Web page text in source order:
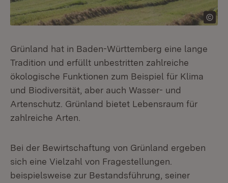
Grünland hat in Baden-Württemberg eine lange
Tradition und erfüllt unbestritten zahlreiche
ökologische Funktionen zum Beispiel für Klima
und Biodiversität, aber auch Wasser- und
Artenschutz. Grünland bietet Lebensraum für
zahlreiche Arten.
Bei der Bewirtschaftung von Grünland ergeben
sich eine Vielzahl von Fragestellungen.
beispielsweise zur Bestandsführung, seiner